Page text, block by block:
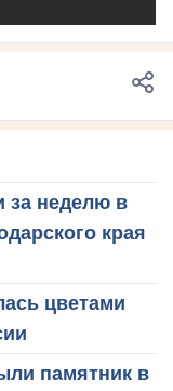
за неделю в
края
цветами
памятник в